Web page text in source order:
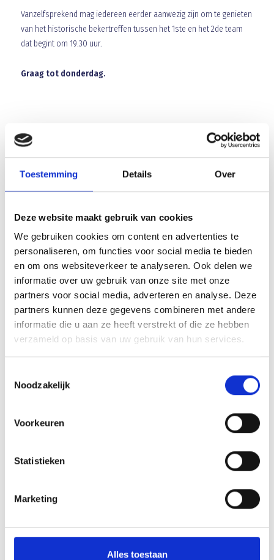
Toestemming Details Over
Deze website maakt gebruik van cookies
We gebruiken cookies om content en advertenties te
personaliseren, om functies voor social media te bieden
en om ons websiteverkeer te analyseren. Ook delen we
informatie over uw gebruik van onze site met onze
partners voor social media, adverteren en analyse. Deze
partners kunnen deze gegevens combineren met andere
informatie die u aan ze heeft verstrekt of die ze hebben
verzameld op basis van uw gebruik van hun services.
Noodzakelijk
Voorkeuren
Statistieken
Marketing
Alles toestaan
Vanzelfsprekend mag iedereen eerder aanwezig zijn om te genieten
van het historische bekertreffen tussen het 1ste en het 2de team
dat begint om 19.30 uur.
Graag tot donderdag.
TwitterFacebook WhatsApp
Legendarische bekerwedstrijd in Veghel
AANMELDEN LID
Groot onderhoud op ons sportpark
Overwinning op Mierlo Hout